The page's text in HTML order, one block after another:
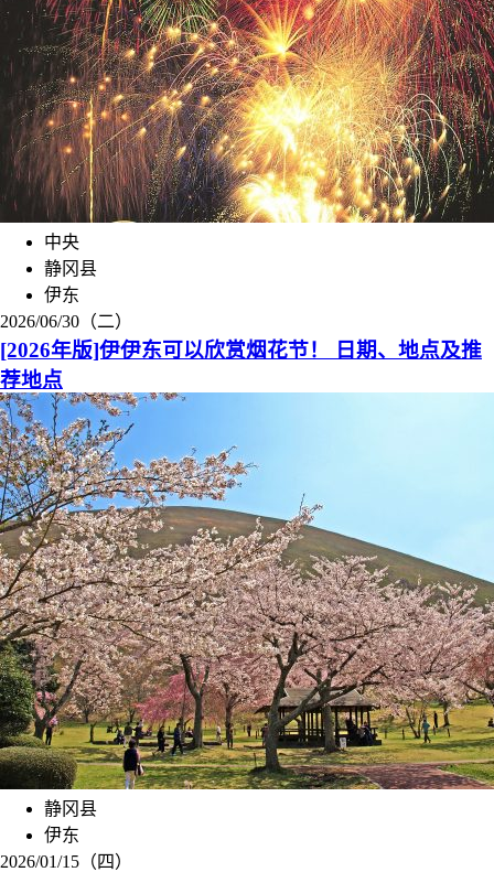
中央
静冈县
伊东
2026/06/30（二）
[2026年版]伊伊东可以欣赏烟花节！ 日期、地点及推
荐地点
静冈县
伊东
2026/01/15（四）